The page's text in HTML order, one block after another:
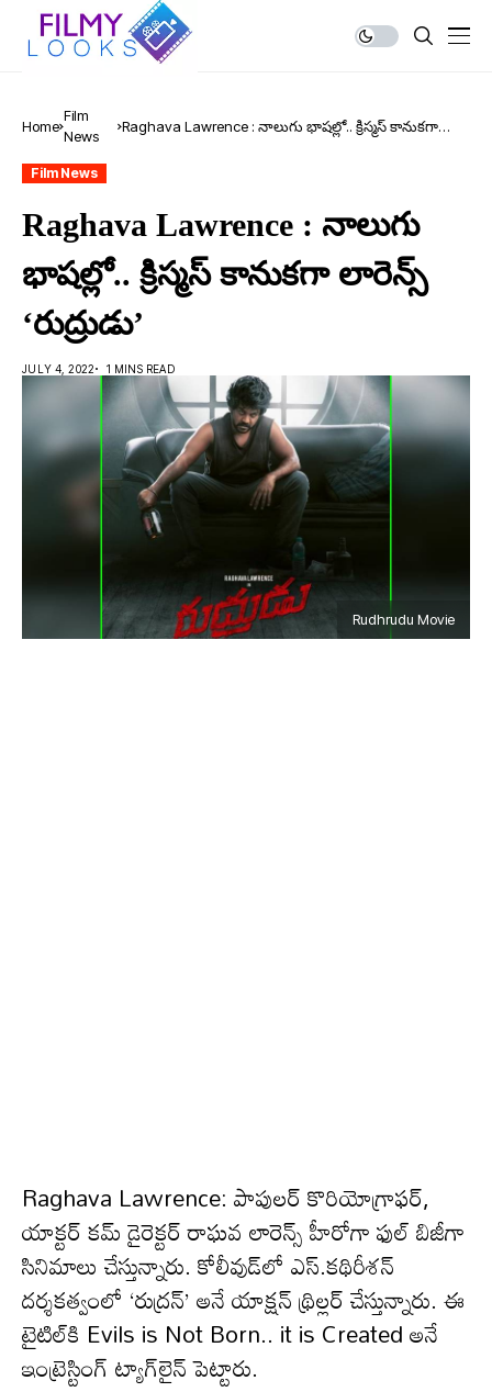
Home
Film
News
Raghava Lawrence : నాలుగు భాషల్లో.. క్రిస్మస్ కానుకగా
Film News
Raghava Lawrence : నాలుగు
భాషల్లో.. క్రిస్మస్ కానుకగా లారెన్స్
‘రుద్రుడు’
JULY 4, 2022 1 MINS READ
Rudhrudu Movie
Raghava Lawrence: పాపులర్ కొరియోగ్రాఫర్,
యాక్టర్ కమ్ డైరెక్టర్ రాఘవ లారెన్స్ హీరోగా ఫుల్ బిజీగా
సినిమాలు చేస్తున్నారు. కోలీవుడ్‌లో ఎస్.కథిరీశన్
దర్శకత్వంలో ‘రుద్రన్’ అనే యాక్షన్ థ్రిల్లర్ చేస్తున్నారు. ఈ
టైటిల్‌కి Evils is Not Born.. it is Created అనే
ఇంట్రెస్టింగ్ ట్యాగ్‌లైన్ పెట్టారు.